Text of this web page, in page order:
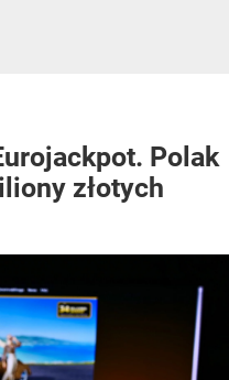
Polak
złotych